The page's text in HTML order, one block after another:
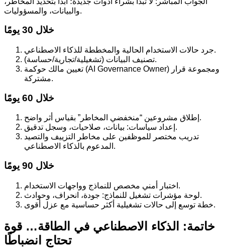
والبيانات، والمسؤوليات.
خلال 30 يومًا
جرد حالات الاستخدام الحالية والمخططة للذكاء الاصطناعي.
تصنيف البيانات (تشغيلية/تجارية/حساسة).
تعيين مالك حوكمة (AI Governance Owner) ومجموعة قرار
مشتركة.
خلال 60 يومًا
إطلاق مشروعين “منخفضي المخاطر” بقياس أثر واضح.
إعداد سياسات: بيانات، صلاحيات، وسجل تدقيق.
تدريب مختصر للموظفين على مخاطر التزييف والتصيد
المدعوم بالذكاء الاصطناعي.
خلال 90 يومًا
اختبار أمني مخصص للنماذج وواجهات الاستخدام.
لوحة مؤشرات تشغيل للنماذج: جودة، انحراف، وحوادث.
خطة توسع إلى حالات تشغيلية أكثر حساسية مع عزل أقوى.
خاتمة: الذكاء الاصطناعي في الطاقة… قوة
تحتاج انضباطًا